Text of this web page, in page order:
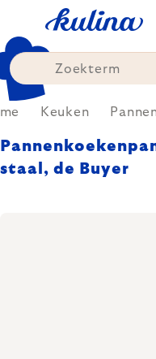
content
Keuken
staal, de Buyer